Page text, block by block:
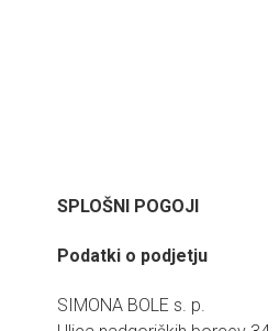
SPLOŠNI POGOJI
Podatki o podjetju
SIMONA BOLE s. p.